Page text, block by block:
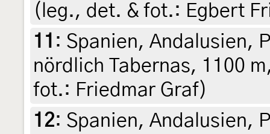
(leg., det. & fot.: Egbert
11 : Spanien, Andalusien,
nördlich Tabernas, 1100
fot.: Friedmar Graf)
12: Spanien, Andalusien,